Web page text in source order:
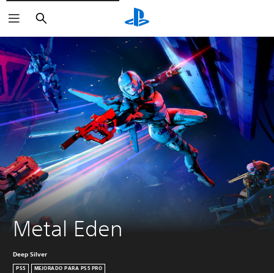
Buscar
Metal Eden
Deep Silver
PS5 MEJORADO PARA PS5 PRO